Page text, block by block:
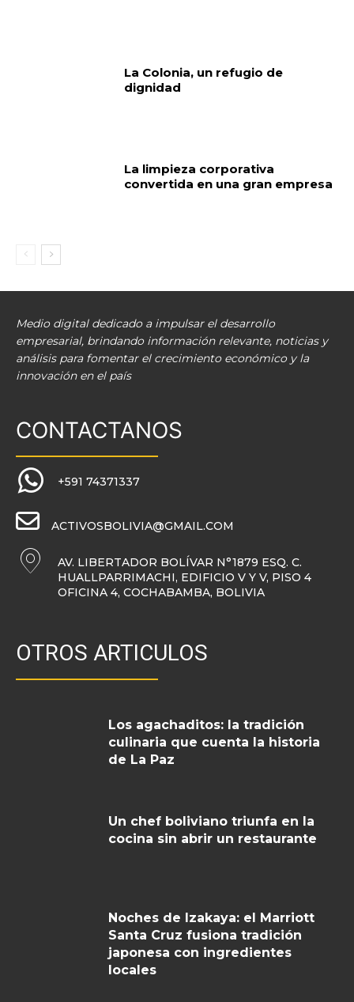
La Colonia, un refugio de
dignidad
La limpieza corporativa
convertida en una gran empresa
Medio digital dedicado a impulsar el desarrollo
empresarial, brindando información relevante, noticias y
análisis para fomentar el crecimiento económico y la
innovación en el país
CONTACTANOS
+591 74371337
ACTIVOSBOLIVIA@GMAIL.COM
AV. LIBERTADOR BOLÍVAR N°1879 ESQ. C.
HUALLPARRIMACHI, EDIFICIO V Y V, PISO 4
OFICINA 4, COCHABAMBA, BOLIVIA
OTROS ARTICULOS
Los agachaditos: la tradición
culinaria que cuenta la historia
de La Paz
Un chef boliviano triunfa en la
cocina sin abrir un restaurante
Noches de Izakaya: el Marriott
Santa Cruz fusiona tradición
japonesa con ingredientes
locales